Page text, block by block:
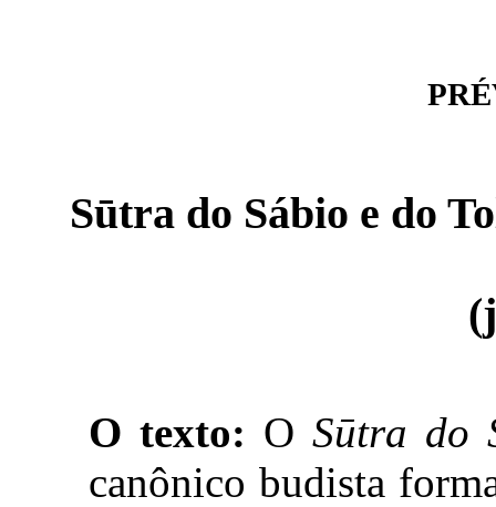
Sūtra do Sábio e do
O texto: OSūtra do
canônico budista